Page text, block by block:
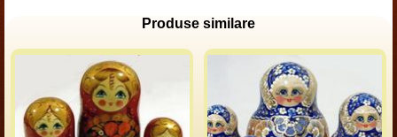
Produse similare